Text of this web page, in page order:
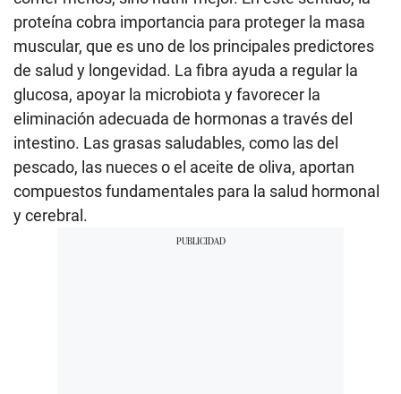
proteína cobra importancia para proteger la masa
muscular, que es uno de los principales predictores
de salud y longevidad. La fibra ayuda a regular la
glucosa, apoyar la microbiota y favorecer la
eliminación adecuada de hormonas a través del
intestino. Las grasas saludables, como las del
pescado, las nueces o el aceite de oliva, aportan
compuestos fundamentales para la salud hormonal
y cerebral.